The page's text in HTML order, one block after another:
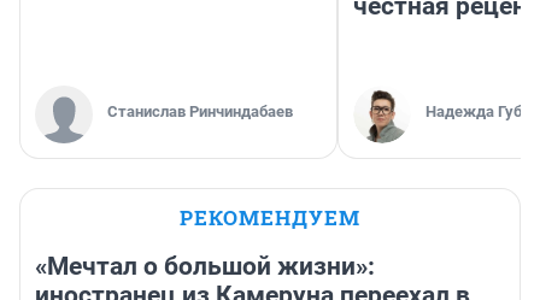
Станислав Ринчиндабаев
честная
Надежда
РЕКОМЕНДУЕМ
«Мечтал о большой жизни»: